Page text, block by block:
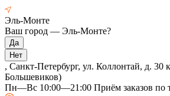
Эль-Монте
Ваш город — Эль-Монте?
, Санкт-Петербург, ул. Коллонтай, д. 30
Большевиков)
Пн—Вс 10:00—21:00 Приём заказов по